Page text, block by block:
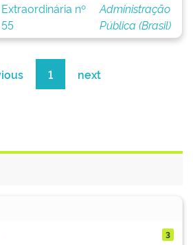
Extraordinária nº
55
Administração
Pública (Brasil)
1 next
3